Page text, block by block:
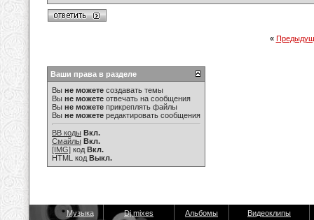
«
Ваши права в разделе
Вы не можете создавать темы
Вы не можете отвечать на сообщения
Вы не можете прикреплять файлы
Вы не можете редактировать сообщения
BB коды Вкл.
Смайлы Вкл.
[IMG] код Вкл.
HTML код Выкл.
Музыка Dj mixes Альбомы Видеоклипы